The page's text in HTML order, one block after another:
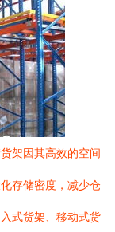
架因其高效的空间
存储密度，减少仓
式货架、移动式货